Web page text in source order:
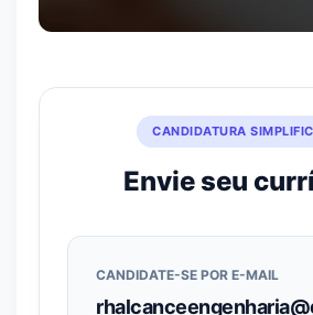
CANDIDATURA
Envie seu
CANDIDATE-SE POR E-MAIL